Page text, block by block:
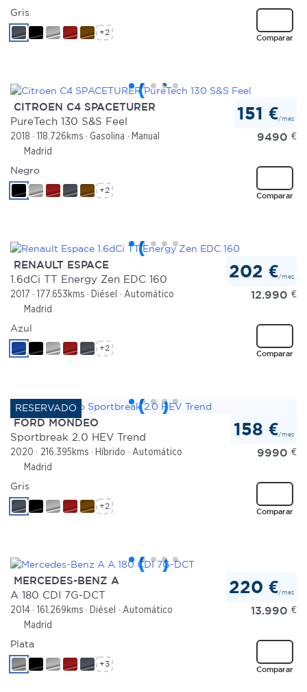
Comparar
Gris
+2
CITROEN C4 SPACETURER
PureTech 130 S&S Feel
2018 118.726kms Gasolina
Manual
Madrid
151 €/mes
9490 €
Comparar
Negro
+2
RENAULT ESPACE
1.6dCi TT Energy Zen EDC 160
2017 177.653kms Diésel
Automático
Madrid
202 €/mes
12.990 €
Comparar
Azul
+2
FORD MONDEO
Sportbreak 2.0 HEV Trend
2020 216.395kms Híbrido
Automático
Madrid
158 €/mes
9990 €
Comparar
Gris
+2
MERCEDES-BENZ A
A 180 CDI 7G-DCT
2014 161.269kms Diésel
Automático
Madrid
220 €/mes
13.990 €
Comparar
Plata
+3